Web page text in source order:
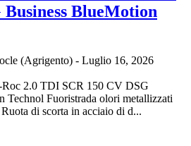
Business BlueMotion
(Agrigento) - Luglio 16, 2026
2.0 TDI SCR 150 CV DSG
Technol Fuoristrada olori metallizzati
di scorta in acciaio di d...